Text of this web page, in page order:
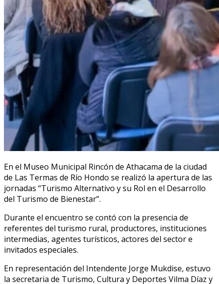
En el Museo Municipal Rincón de Athacama de la ciudad
de Las Termas de Río Hondo se realizó la apertura de las
jornadas “Turismo Alternativo y su Rol en el Desarrollo
del Turismo de Bienestar”.
Durante el encuentro se contó con la presencia de
referentes del turismo rural, productores, instituciones
intermedias, agentes turísticos, actores del sector e
invitados especiales.
En representación del Intendente Jorge Mukdise, estuvo
la secretaria de Turismo, Cultura y Deportes Vilma Díaz y